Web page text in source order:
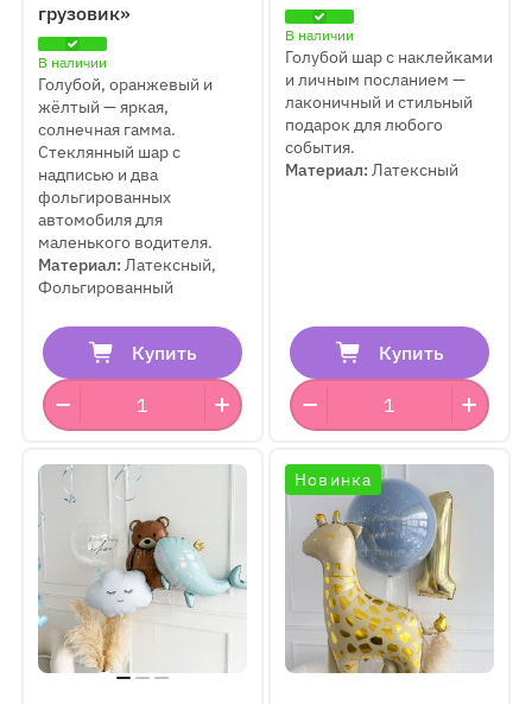
грузовик»
В наличии
Голубой, оранжевый и
жёлтый — яркая,
солнечная гамма.
Стеклянный шар с
надписью и два
фольгированных
автомобиля для
маленького водителя.
Материал:Латексный,
Фольгированный
Купить
В наличии
Голубой шар с наклейками
и личным посланием —
лаконичный и стильный
подарок для любого
события.
Материал:Латексный
Купить
Новинка